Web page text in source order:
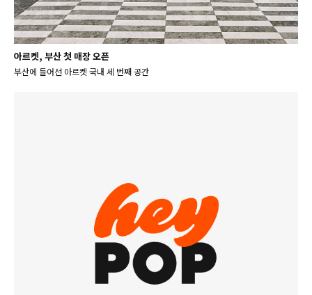
아르켓, 부산 첫 매장 오픈
부산에 들어선 아르켓 국내 세 번째 공간